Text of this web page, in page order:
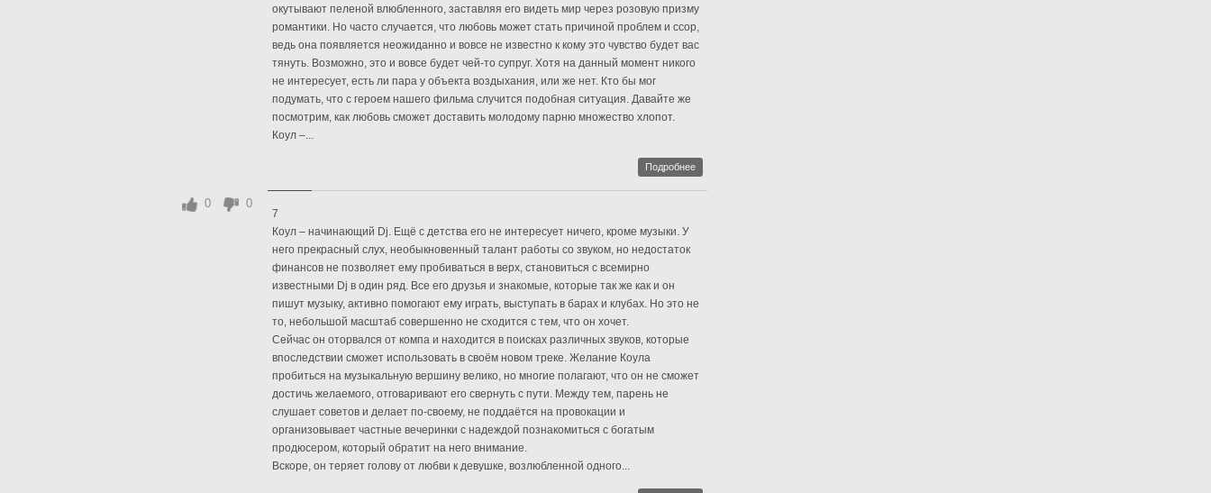
окутывают пеленой влюбленного, заставляя его видеть мир через розовую призму
романтики. Но часто случается, что любовь может стать причиной проблем и ссор,
ведь она появляется неожиданно и вовсе не известно к кому это чувство будет вас
тянуть. Возможно, это и вовсе будет чей-то супруг. Хотя на данный момент никого
не интересует, есть ли пара у объекта воздыхания, или же нет. Кто бы мог
подумать, что с героем нашего фильма случится подобная ситуация. Давайте же
посмотрим, как любовь сможет доставить молодому парню множество хлопот.
Коул –...
Подробнее
7
Коул – начинающий Dj. Ещё с детства его не интересует ничего, кроме музыки. У
него прекрасный слух, необыкновенный талант работы со звуком, но недостаток
финансов не позволяет ему пробиваться в верх, становиться с всемирно
известными Dj в один ряд. Все его друзья и знакомые, которые так же как и он
пишут музыку, активно помогают ему играть, выступать в барах и клубах. Но это не
то, небольшой масштаб совершенно не сходится с тем, что он хочет.
Сейчас он оторвался от компа и находится в поисках различных звуков, которые
впоследствии сможет использовать в своём новом треке. Желание Коула
пробиться на музыкальную вершину велико, но многие полагают, что он не сможет
достичь желаемого, отговаривают его свернуть с пути. Между тем, парень не
слушает советов и делает по-своему, не поддаётся на провокации и
организовывает частные вечеринки с надеждой познакомиться с богатым
продюсером, который обратит на него внимание.
Вскоре, он теряет голову от любви к девушке, возлюбленной одного...
0 0